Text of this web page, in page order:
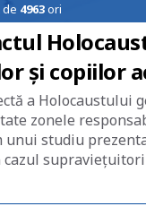
4963ori
și copiilor
a Holocaustului
zonele
studiu